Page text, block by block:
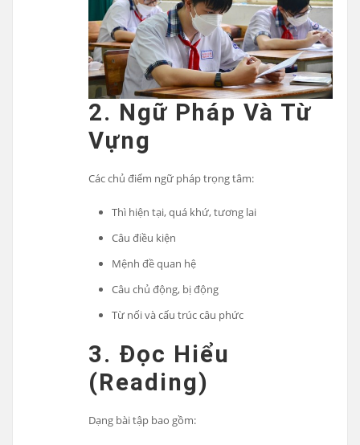
2. Ngữ Pháp Và Từ
Vựng
Các chủ điểm ngữ pháp trọng tâm:
Thì hiện tại, quá khứ, tương lai
Câu điều kiện
Mệnh đề quan hệ
Câu chủ động, bị động
Từ nối và cấu trúc câu phức
3. Đọc Hiểu
(Reading)
Dạng bài tập bao gồm: